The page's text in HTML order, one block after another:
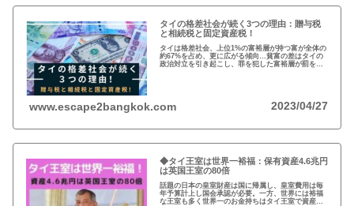
タイの格差社会が続く3つの理由：贈与税
と相続税と固定資産税！
タイは格差社会、上位1%の富裕層が持つ富が全体の
約67%を占め、更に広がる傾向…貧富の差はタイの
政治対立を引き起こし、罪を犯した富裕層が罰を免
www.escape2bangkok.com 2023/04/27
◆タイ王室は世界一裕福：保有資産4.6兆円
は英国王室の80倍
話題の日本の皇室財産は国に帰属し、皇室費用は毎
年予算計上し国会承認が必要。一方、世界には裕福
な王室も多く世界一のお金持ちはタイ王室で資産は